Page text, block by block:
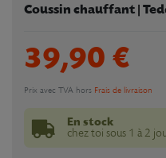
Coussin chauffant |
39,90 €
Prix avec TVA hors Frais de livraison
En stock
chez toi sous 1 à 2